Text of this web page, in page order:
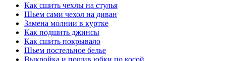
Как сшить чехлы на стулья
Шьем сами чехол на диван
Замена молнии в куртке
Как подшить джинсы
Как сшить покрывало
Шьем постельное белье
Выкройка и пошив юбки по косой